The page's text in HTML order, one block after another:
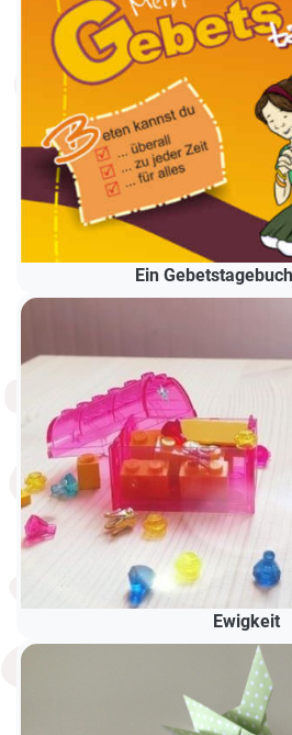
Ein
Ewigkeit